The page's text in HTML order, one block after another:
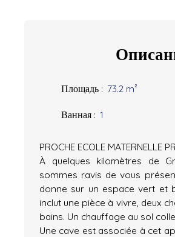
Площадь : 73.2 m²
Ванная : 1
PROCHE ECOLE MATERNELLE
À quelques kilomètres de
sommes ravis de vous
donne sur un espace vert et
inclut une pièce à vivre, deux
bains. Un chauffage au sol
Une cave est associée à cet